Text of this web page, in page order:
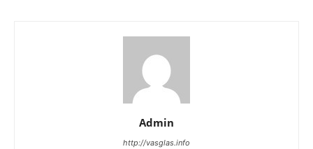
Admin
http://vasglas.info